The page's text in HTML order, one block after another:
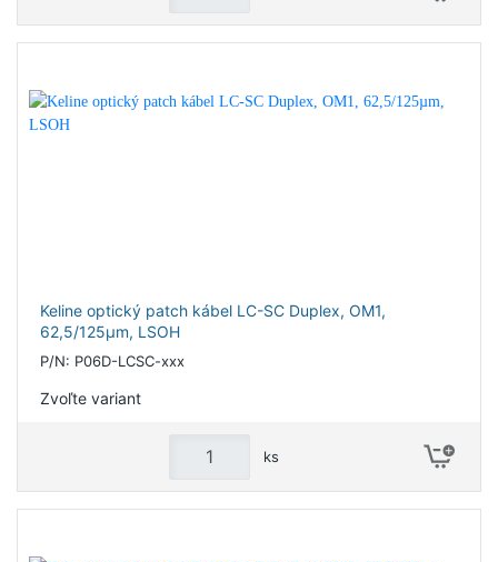
Keline optický patch kábel LC-SC Duplex, OM1,
62,5/125µm, LSOH
P/N: P06D-LCSC-xxx
Zvoľte variant
ks